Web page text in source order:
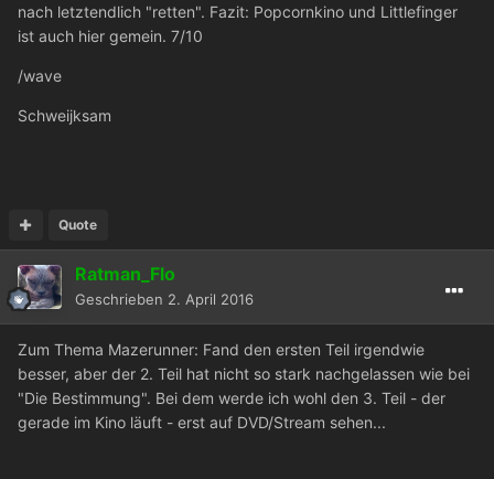
nach letztendlich "retten". Fazit: Popcornkino und Littlefinger
ist auch hier gemein. 7/10
/wave
Schweijksam
Quote
Ratman_Flo
Geschrieben 2. April 2016
Zum Thema Mazerunner: Fand den ersten Teil irgendwie
besser, aber der 2. Teil hat nicht so stark nachgelassen wie bei
"Die Bestimmung". Bei dem werde ich wohl den 3. Teil - der
gerade im Kino läuft - erst auf DVD/Stream sehen...